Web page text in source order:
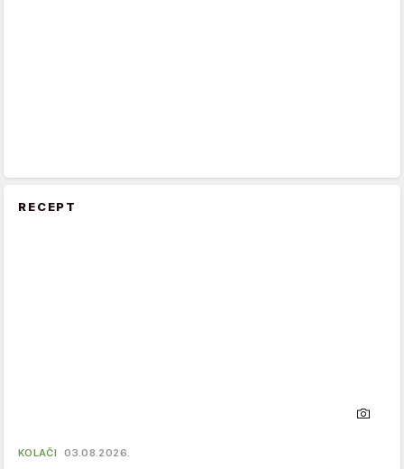
RECEPT
KOLAČI 03.08.2026.